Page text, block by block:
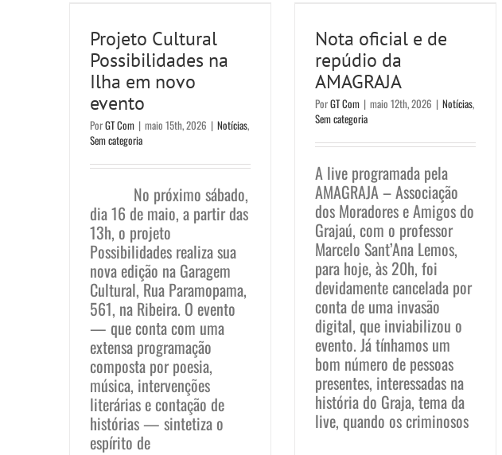
em novo evento
Notícias Sem categoria
Projeto Cultural
Possibilidades na
Ilha em novo
evento
PorGT Com | maio 15th, 2026 | Notícias,
Sem categoria
No próximo sábado,
dia 16 de maio, a partir das
13h, o projeto
Possibilidades realiza sua
nova edição na Garagem
Cultural, Rua Paramopama,
561, na Ribeira. O evento
— que conta com uma
extensa programação
composta por poesia,
música, intervenções
literárias e contação de
histórias — sintetiza o
espírito de
repúdio da AMAGRAJA
Notícias Sem categoria
Nota oficial e de
repúdio da
AMAGRAJA
PorGT Com | maio 12th, 2026 | Notícias,
Sem categoria
A live programada pela
AMAGRAJA – Associação
dos Moradores e Amigos do
Grajaú, com o professor
Marcelo Sant’Ana Lemos,
para hoje, às 20h, foi
devidamente cancelada por
conta de uma invasão
digital, que inviabilizou o
evento. Já tínhamos um
bom número de pessoas
presentes, interessadas na
história do Graja, tema da
live, quando os criminosos